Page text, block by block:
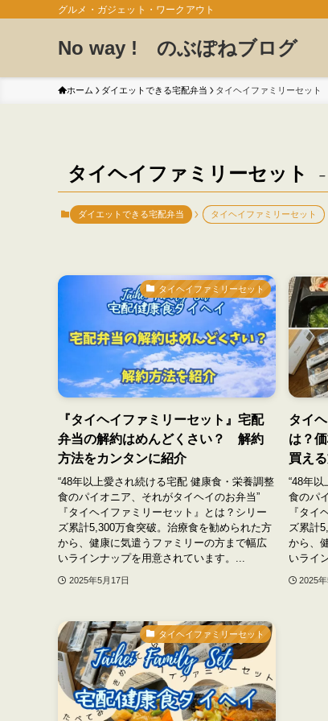
グルメ・ガジェット・ワークアウト
No way ! のぶぽねブログ
ホーム ダイエットできる宅配弁当 タイヘイファミリーセット
タイヘイファミリーセット
ダイエットできる宅配弁当 タイヘイファミリーセット
タイヘイファミリーセット
『タイヘイファミリーセット』宅配
弁当の解約はめんどくさい？ 解約
方法をカンタンに紹介
“48年以上愛され続ける宅配 健康食・栄養調整
食のパイオニア、それがタイヘイのお弁当”
『タイヘイファミリーセット』とは？シリー
ズ累計5,300万食突破。治療食を勧められた方
から、健康に気遣うファミリーの方まで幅広
いラインナップを用意されています。...
2025年5月17日
タイ
は？
買え
“48年
食のパ
『タイ
ズ累計
から、
いライ
2025
タイヘイファミリーセット